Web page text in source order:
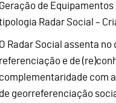
Geração de
Radar Social –
O Radar Social assenta
referenciação e de
complementaridade com
de georreferenciação